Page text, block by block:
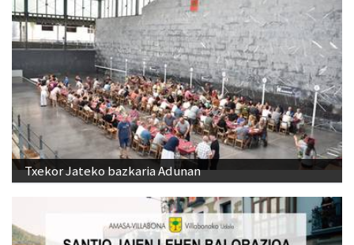
Txekor Jateko bazkaria Adunan